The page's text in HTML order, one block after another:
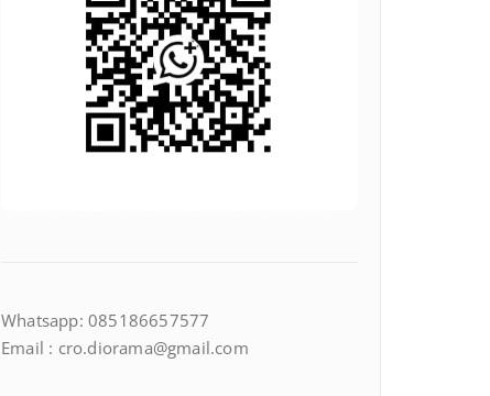
Whatsapp: 085186657577
Email : cro.diorama@gmail.com